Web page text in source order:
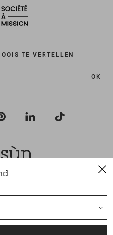
TE VERTELLEN
OK
Sessùn 2022